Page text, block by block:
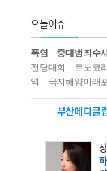
오늘이슈
폭염 중대범죄수
전당대회
르노코
역
극지해양미래
부산메디클